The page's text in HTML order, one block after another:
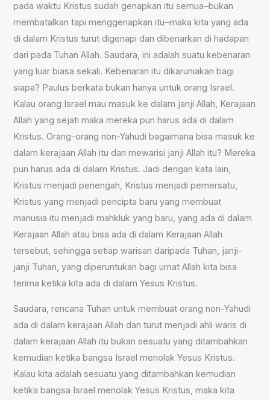
pada waktu Kristus sudah genapkan itu semua‒bukan
membatalkan tapi menggenapkan itu‒maka kita yang ada
di dalam Kristus turut digenapi dan dibenarkan di hadapan
dari pada Tuhan Allah. Saudara, ini adalah suatu kebenaran
yang luar biasa sekali. Kebenaran itu dikaruniakan bagi
siapa? Paulus berkata bukan hanya untuk orang Israel.
Kalau orang Israel mau masuk ke dalam janji Allah, Kerajaan
Allah yang sejati maka mereka pun harus ada di dalam
Kristus. Orang-orang non-Yahudi bagaimana bisa masuk ke
dalam kerajaan Allah itu dan mewarisi janji Allah itu? Mereka
pun harus ada di dalam Kristus. Jadi dengan kata lain,
Kristus menjadi penengah, Kristus menjadi pemersatu,
Kristus yang menjadi pencipta baru yang membuat
manusia itu menjadi mahkluk yang baru, yang ada di dalam
Kerajaan Allah atau bisa ada di dalam Kerajaan Allah
tersebut, sehingga setiap warisan daripada Tuhan, janji-
janji Tuhan, yang diperuntukan bagi umat Allah kita bisa
terima ketika kita ada di dalam Yesus Kristus.
Saudara, rencana Tuhan untuk membuat orang non-Yahudi
ada di dalam kerajaan Allah dan turut menjadi ahli waris di
dalam kerajaan Allah itu bukan sesuatu yang ditambahkan
kemudian ketika bangsa Israel menolak Yesus Kristus.
Kalau kita adalah sesuatu yang ditambahkan kemudian
ketika bangsa Israel menolak Yesus Kristus, maka kita